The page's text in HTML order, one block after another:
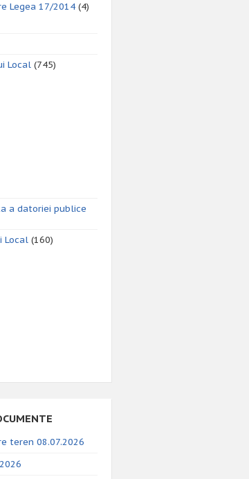
Legea 17/2014 (4)
Local (745)
a datoriei publice
Local (160)
teren 08.07.2026